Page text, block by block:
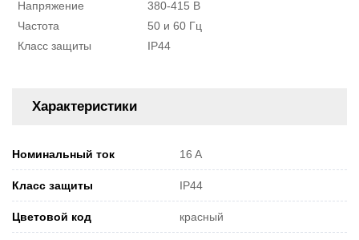
Напряжение
380-415 В
Частота
50 и 60 Гц
Класс защиты
IP44
Характеристики
Номинальный ток 16 A
Класс защиты IP44
Цветовой код красный